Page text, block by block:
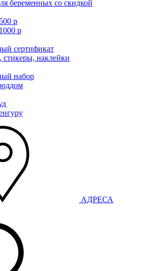
беременных со скидкой
р
р
сертификат
наклейки
набор
АДРЕСА